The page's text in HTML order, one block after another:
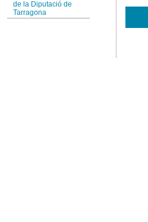
de la Diputació de
Tarragona